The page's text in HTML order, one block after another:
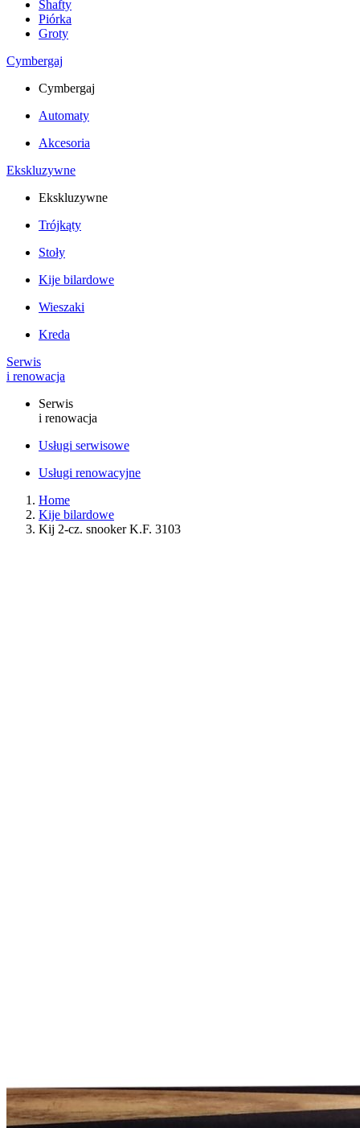
Shafty
Piórka
Groty
Cymbergaj
Cymbergaj
Automaty
Akcesoria
Ekskluzywne
Ekskluzywne
Trójkąty
Stoły
Kije bilardowe
Wieszaki
Kreda
Serwis
i renowacja
Serwis
i renowacja
Usługi serwisowe
Usługi renowacyjne
Home
Kije bilardowe
Kij 2-cz. snooker K.F. 3103